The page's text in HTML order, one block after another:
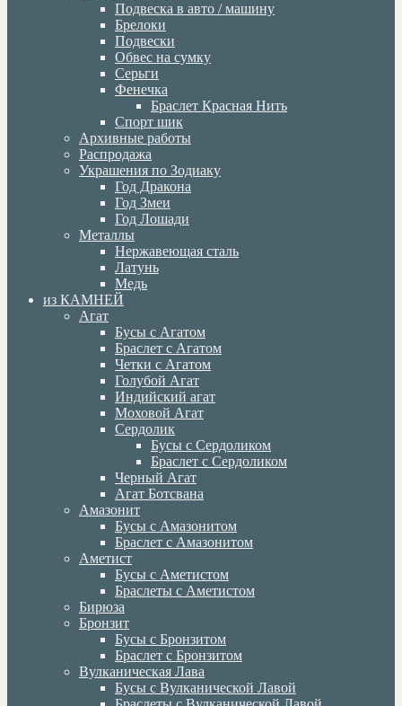
Подвеска в авто / машину
Брелоки
Подвески
Обвес на сумку
Серьги
Фенечка
Браслет Красная Нить
Спорт шик
Архивные работы
Распродажа
Украшения по Зодиаку
Год Дракона
Год Змеи
Год Лошади
Металлы
Нержавеющая сталь
Латунь
Медь
из КАМНЕЙ
Агат
Бусы с Агатом
Браслет с Агатом
Четки с Агатом
Голубой Агат
Индийский агат
Моховой Агат
Сердолик
Бусы с Сердоликом
Браслет с Сердоликом
Черный Агат
Агат Ботсвана
Амазонит
Бусы с Амазонитом
Браслет с Амазонитом
Аметист
Бусы с Аметистом
Браслеты с Аметистом
Бирюза
Бронзит
Бусы с Бронзитом
Браслет с Бронзитом
Вулканическая Лава
Бусы с Вулканической Лавой